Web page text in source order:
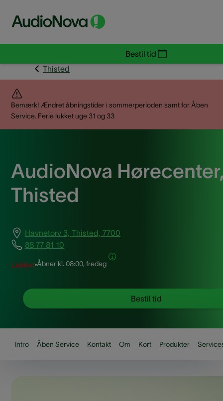
Bestil tid
Thisted
Bemærk! Ændret åbningstider i sommerperioden samt for Åben
Service. Ferie lukket uge 31 og 33
AudioNova
Thisted
Havnetorv 3, Thisted, 7700
88 77 81 10
Lukket Åbner kl.08:00, fredag
Bestil tid
Intro Åben Service Kontakt Om Kort Produkter